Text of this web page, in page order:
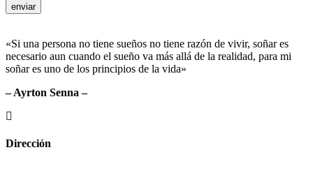
enviar
«Si una persona no tiene sueños no tiene razón de vivir, soñar es
necesario aun cuando el sueño va más allá de la realidad, para mi
soñar es uno de los principios de la vida»
– Ayrton Senna –
Dirección